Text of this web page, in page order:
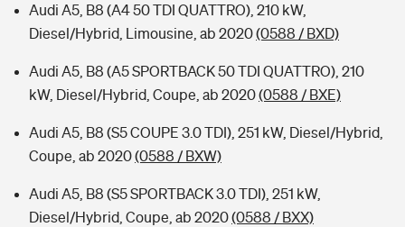
Audi A5, B8 (A4 50 TDI QUATTRO), 210 kW,
Diesel/Hybrid, Limousine, ab 2020(0588 / BXD)
Audi A5, B8 (A5 SPORTBACK 50 TDI QUATTRO), 210
kW, Diesel/Hybrid, Coupe, ab 2020(0588 / BXE)
Audi A5, B8 (S5 COUPE 3.0 TDI), 251 kW, Diesel/Hybrid,
Coupe, ab 2020(0588 / BXW)
Audi A5, B8 (S5 SPORTBACK 3.0 TDI), 251 kW,
Diesel/Hybrid, Coupe, ab 2020(0588 / BXX)